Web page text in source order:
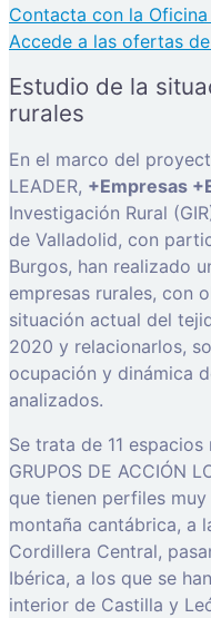
Contacta con la
Accede a las ofertas
Estudio de la
rurales
En el marco del
LEADER, +Empresas
Investigación Rural
de Valladolid, con
Burgos, han realizado
empresas rurales, con
situación actual del
2020 y relacionarlos,
ocupación y dinámica
analizados.
Se trata de 11
GRUPOS DE ACCIÓN
que tienen perfiles
montaña cantábrica, a
Cordillera Central,
Ibérica, a los que se
interior de Castilla y